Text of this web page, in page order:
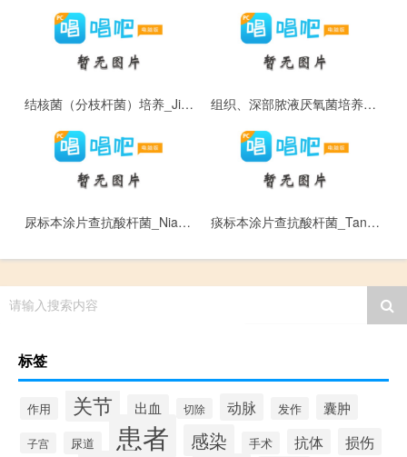
结核菌（分枝杆菌）培养_Jie He Jun （ Fen Zhi Gan Jun ） Pei Yang 组织、深部脓液厌氧菌培养_Zu Zhi 、 Shen Bu Nong Ye Yan Yang Jun Pei Yang
尿标本涂片查抗酸杆菌_Niao Biao Ben Tu Pian Cha Kang Suan Gan Jun 痰标本涂片查抗酸杆菌_Tan Biao Ben Tu Pian Cha Kang Suan Gan Jun
请输入搜索内容
标签
作用 关节 出血 切除 动脉 发作 囊肿
子宫 尿道 患者 感染 手术 抗体 损伤